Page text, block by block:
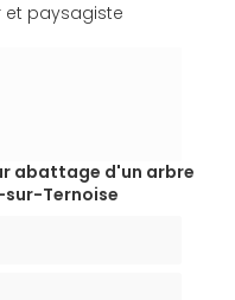
et paysagiste
abattage d'un arbre
Ternoise